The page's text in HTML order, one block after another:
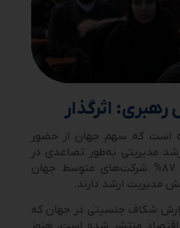
اثرگذار
است که سهم جهان از حضور
مدیریتی به‌طور تصاعدی در
حال افزایش است و ۸۷% شرکت‌های متوسط جهان
مدیریت ارشد دارند.
شکاف جنسیتی در جهان که